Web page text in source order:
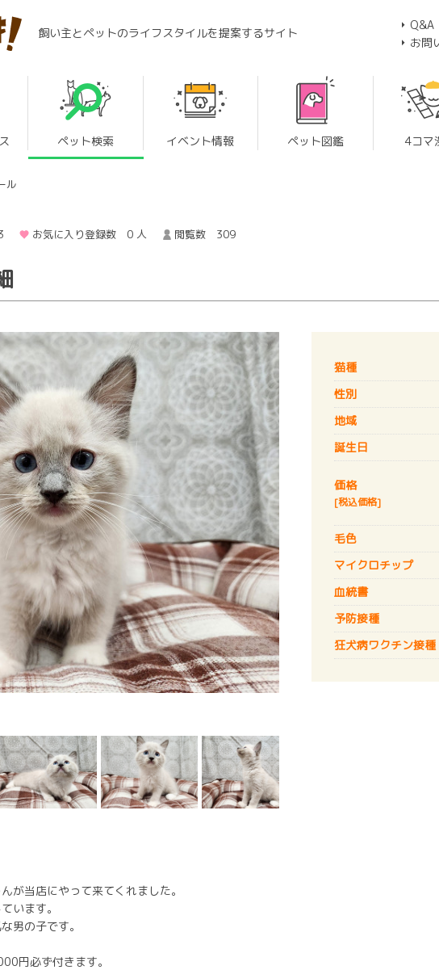
飼い主とペットのライフスタイルを提案するサイト
Q&A
お問
ペット検索 イベント情報 ペット図鑑 4コマ
ル
お気に入り登録数 0 人 閲覧数 309
猫種
性別
地域
誕生日
価格
[税込価格]
毛色
マイクロチップ
血統書
予防接種
狂犬病ワクチン接種
が当店にやって来てくれました。
います。
男の子です。
円必ず付きます。